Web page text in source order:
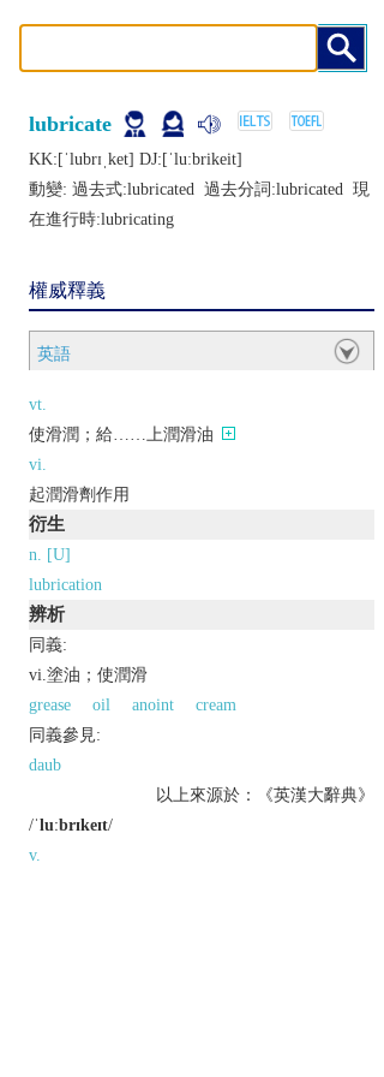
lubricate
KK:[ˈlubrɪˌkеt] DJ:[ˈluːbrikеit]
動變: 過去式:lubricated 過去分詞:lubricated 現
在進行時:lubricating
權威釋義
英語
vt.
使滑潤；給……上潤滑油
vi.
起潤滑劑作用
衍生
n. [U]
lubrication
辨析
同義:
vi.塗油；使潤滑
grease
oil anoint
cream
同義參見:
daub
以上來源於：《英漢大辭典》
/ˈluːbrɪkeɪt/
v.